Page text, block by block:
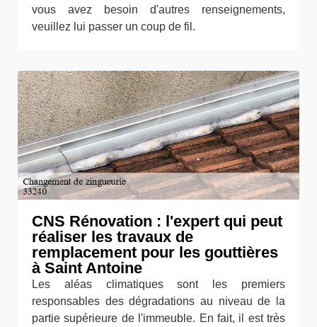
vous avez besoin d'autres renseignements,
veuillez lui passer un coup de fil.
CNS Rénovation : l'expert qui peut
réaliser les travaux de
remplacement pour les gouttières
à Saint Antoine
Les aléas climatiques sont les premiers
responsables des dégradations au niveau de la
partie supérieure de l'immeuble. En fait, il est très